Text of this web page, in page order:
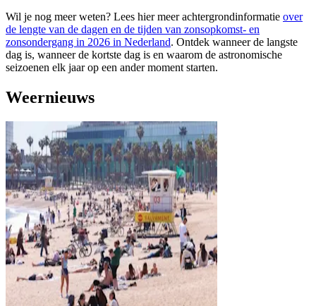
Wil je nog meer weten? Lees hier meer achtergrondinformatie over
de lengte van de dagen en de tijden van zonsopkomst- en
zonsondergang in 2026 in Nederland. Ontdek wanneer de langste
dag is, wanneer de kortste dag is en waarom de astronomische
seizoenen elk jaar op een ander moment starten.
Weernieuws